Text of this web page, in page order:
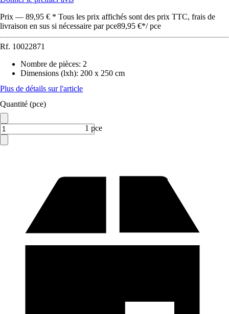
Prix — 89,95 € * Tous les prix affichés sont des prix TTC, frais de
livraison en sus si nécessaire par pce89,95 €*/ pce
Rf. 10022871
Nombre de pièces: 2
Dimensions (lxh): 200 x 250 cm
Plus de détails sur l'article
Quantité (pce)
1 pce